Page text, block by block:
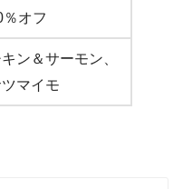
％オフ
ン＆サーモン、
マイモ